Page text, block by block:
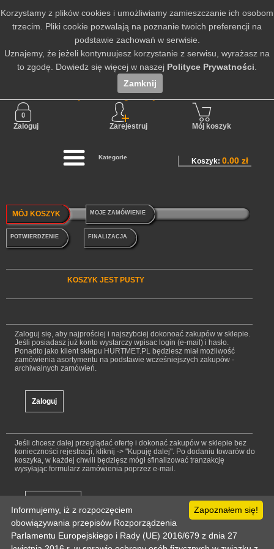
Nie jesteś zalogowany
Zaloguj Zarejestruj Mój koszyk
Kategorie
MÓJ KOSZYK MOJE ZAMÓWIENIE
POTWIERDZENIE FINALIZACJA
KOSZYK JEST PUSTY
Zaloguj się, aby najprościej i najszybciej dokonoać zakupów w sklepie.
Jeśli posiadasz już konto wystarczy wpisac login (e-mail) i hasło.
Ponadto jako klient sklepu HURTMET.PL będziesz miał możliwość
zamówienia asortymentu na podstawie wcześniejszych zakupów -
archiwalnych zamówień.
Jeśli chcesz dalej przeglądać ofertę i dokonać zakupów w sklepie bez
konieczności rejestracji, kliknij -> "Kupuję dalej". Po dodaniu towarów do
koszyka, w każdej chwili będzięsz mógł sfinalizować tranzakcję
wysyłając formularz zamówienia poprzez e-mail.
Koszyk:0.00 zł
Zapoznałem się!
Informujemy, iż z rozpoczęciem
obowiązywania przepisów Rozporządzenia
Parlamentu Europejskiego i Rady (UE) 2016/679 z dnia 27
Korzystamy z plików cookies i umożliwiamy zamieszczanie ich osobom
trzecim. Pliki cookie pozwalają na poznanie twoich preferencji na
podstawie zachowań w serwisie.
Uznajemy, że jeżeli kontynuujesz korzystanie z serwisu, wyrażasz na
to zgodę. Dowiedz się więcej w naszej Polityce Prywatności
Zamknij